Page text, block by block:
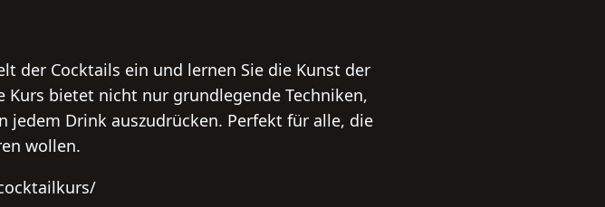
der Cocktails ein und lernen Sie die Kunst der
bietet nicht nur grundlegende Techniken,
Drink auszudrücken. Perfekt für alle, die
wollen.